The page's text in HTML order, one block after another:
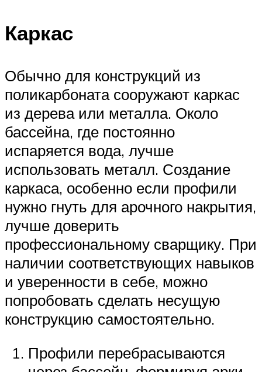
Каркас
Обычно для конструкций из
поликарбоната сооружают каркас
из дерева или металла. Около
бассейна, где постоянно
испаряется вода, лучше
использовать металл. Создание
каркаса, особенно если профили
нужно гнуть для арочного накрытия,
лучше доверить
профессиональному сварщику. При
наличии соответствующих навыков
и уверенности в себе, можно
попробовать сделать несущую
конструкцию самостоятельно.
Профили перебрасываются